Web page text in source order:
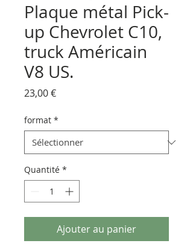
Plaque métal Pick-
up Chevrolet C10,
truck Américain
V8 US.
23,00 €Prix
format *
Quantité *
Ajouter au panier